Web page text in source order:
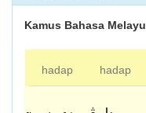
Kamus Bahasa Melayu
hadap hadap